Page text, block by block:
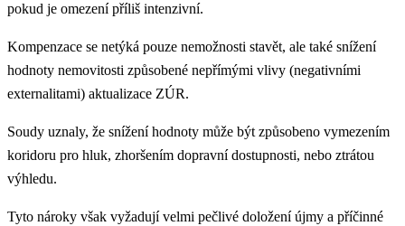
pokud je omezení příliš intenzivní.
Kompenzace se netýká pouze nemožnosti stavět, ale také snížení
hodnoty nemovitosti způsobené nepřímými vlivy (negativními
externalitami) aktualizace ZÚR.
Soudy uznaly, že snížení hodnoty může být způsobeno vymezením
koridoru pro hluk, zhoršením dopravní dostupnosti, nebo ztrátou
výhledu.
Tyto nároky však vyžadují velmi pečlivé doložení újmy a příčinné